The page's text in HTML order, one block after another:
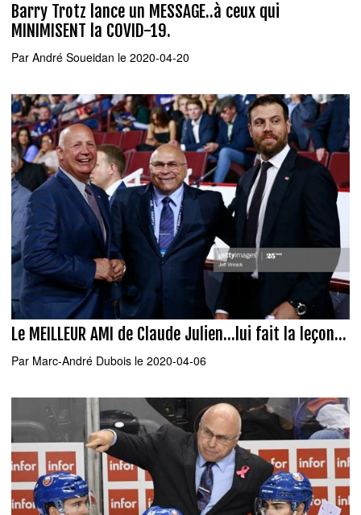
Barry Trotz lance un MESSAGE..à ceux qui
MINIMISENT la COVID-19.
Par André Soueidan le 2020-04-20
Le MEILLEUR AMI de Claude Julien...lui fait la leçon...
Par Marc-André Dubois le 2020-04-06